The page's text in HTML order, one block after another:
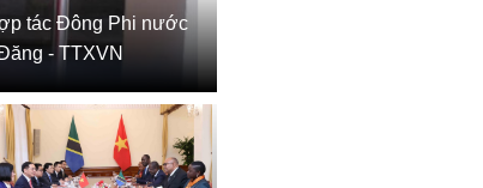
tác Đông Phi nước
- TTXVN